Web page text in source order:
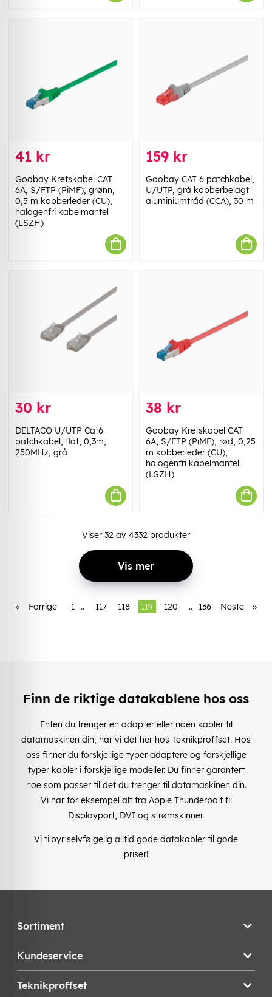
41 kr
Goobay Kretskabel CAT
6A, S/FTP (PiMF), grønn,
0,5 m kobberleder (CU),
halogenfri kabelmantel
(LSZH)
159 kr
Goobay CAT 6 patchkabel,
U/UTP, grå kobberbelagt
aluminiumtråd (CCA), 30 m
30 kr
DELTACO U/UTP Cat6
patchkabel, flat, 0,3m,
250MHz, grå
38 kr
Goobay Kretskabel CAT
6A, S/FTP (PiMF), rød, 0,25
m kobberleder (CU),
halogenfri kabelmantel
(LSZH)
Viser 32 av 4332 produkter
Vis mer
« Forrige 1 .. 117 118 119 120 .. 136 Neste »
Finn de riktige datakablene hos oss
Enten du trenger en adapter eller noen kabler til
datamaskinen din, har vi det her hos Teknikproffset. Hos
oss finner du forskjellige typer adaptere og forskjellige
typer kabler i forskjellige modeller. Du finner garantert
noe som passer til det du trenger til datamaskinen din.
Vi har for eksempel alt fra Apple Thunderbolt til
Displayport, DVI og strømskinner.
Vi tilbyr selvfølgelig alltid gode datakabler til gode
priser!
Sortiment
Kundeservice
Teknikproffset